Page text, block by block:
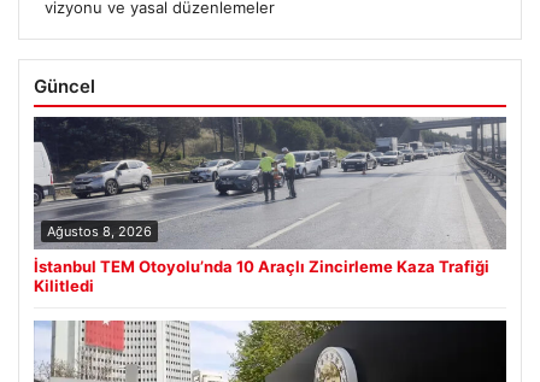
vizyonu ve yasal düzenlemeler
Güncel
Ağustos 8, 2026
İstanbul TEM Otoyolu’nda 10 Araçlı Zincirleme Kaza Trafiği
Kilitledi